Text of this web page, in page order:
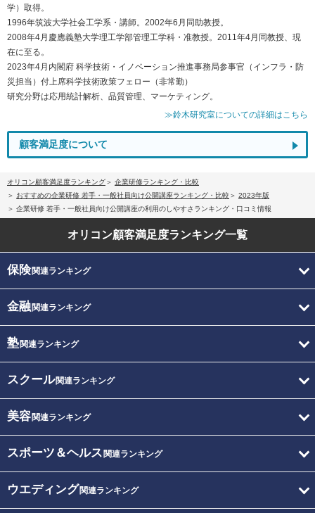
学）取得。
1996年筑波大学社会工学系・講師。2002年6月同助教授。
2008年4月慶應義塾大学理工学部管理工学科・准教授。2011年4月同教授、現
在に至る。
2023年4月内閣府 科学技術・イノベーション推進事務局参事官（インフラ・防
災担当）付上席科学技術政策フェロー（非常勤）
研究分野は応用統計解析、品質管理、マーケティング。
≫鈴木研究室についての詳細はこちら
顧客満足度について
オリコン顧客満足度ランキング
企業研修ランキング・比較
おすすめの企業研修 若手・一般社員向け公開講座ランキング・比較
2023年版
企業研修 若手・一般社員向け公開講座の利用のしやすさランキング・口コミ情報
オリコン顧客満足度ランキング一覧
保険関連ランキング
金融関連ランキング
塾関連ランキング
スクール関連ランキング
美容関連ランキング
スポーツ＆ヘルス 関連ランキング
ウエディング関連ランキング